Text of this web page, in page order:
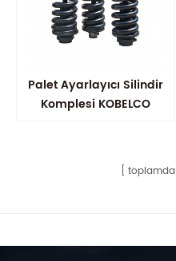
Palet Ayarlayıcı Silindir
Komplesi KOBELCO
toplamda